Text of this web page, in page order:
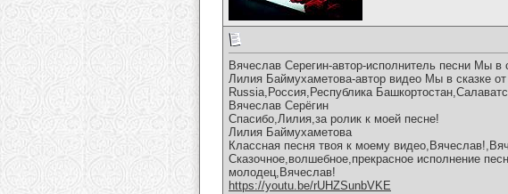
Вячеслав Серегин-автор-исполнитель песни Мы в
Лилия Баймухаметова-автор видео Мы в сказке от
Russia,Россия,Республика
Вячеслав Серёгин
Спасибо,Лилия,за ролик к моей песне!
Лилия Баймухаметова
Классная песня твоя к моему
Сказочное,волшебное,прекрасное исполнение
молодец,Вячеслав!
https://youtu.be/rUHZSunbVKE